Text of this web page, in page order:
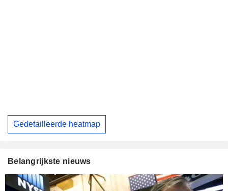
Gedetailleerde heatmap
Belangrijkste nieuws